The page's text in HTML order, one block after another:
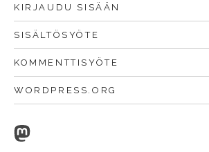
KIRJAUDU SISÄÄN
SISÄLTÖSYÖTE
KOMMENTTISYÖTE
WORDPRESS.ORG
Mastodon